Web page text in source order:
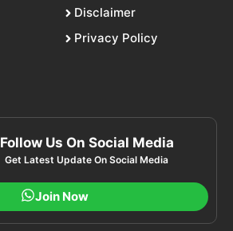
Disclaimer
Privacy Policy
Follow Us On Social Media
Get Latest Update On Social Media
Join Now